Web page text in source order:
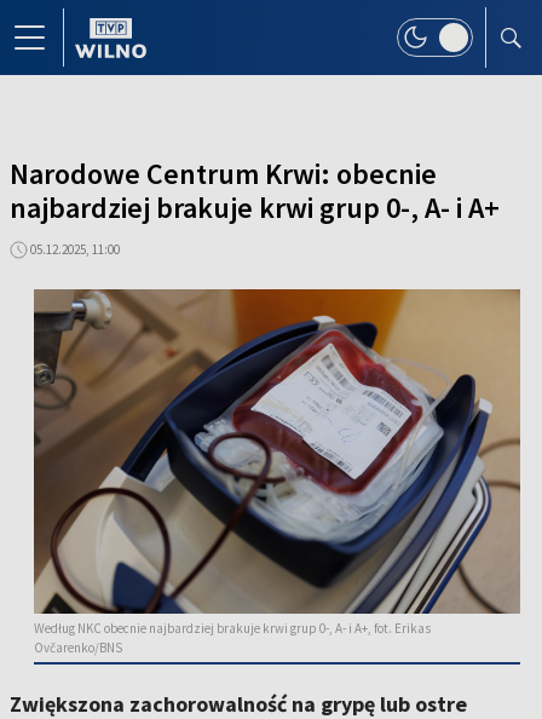
Narodowe Centrum Krwi: obecnie
najbardziej brakuje krwi grup 0-, A- i A+
05.12.2025, 11:00
Według NKC obecnie najbardziej brakuje krwi grup 0-, A- i A+, fot. Erikas
Ovčarenko/BNS
Zwiększona zachorowalność na grypę lub ostre